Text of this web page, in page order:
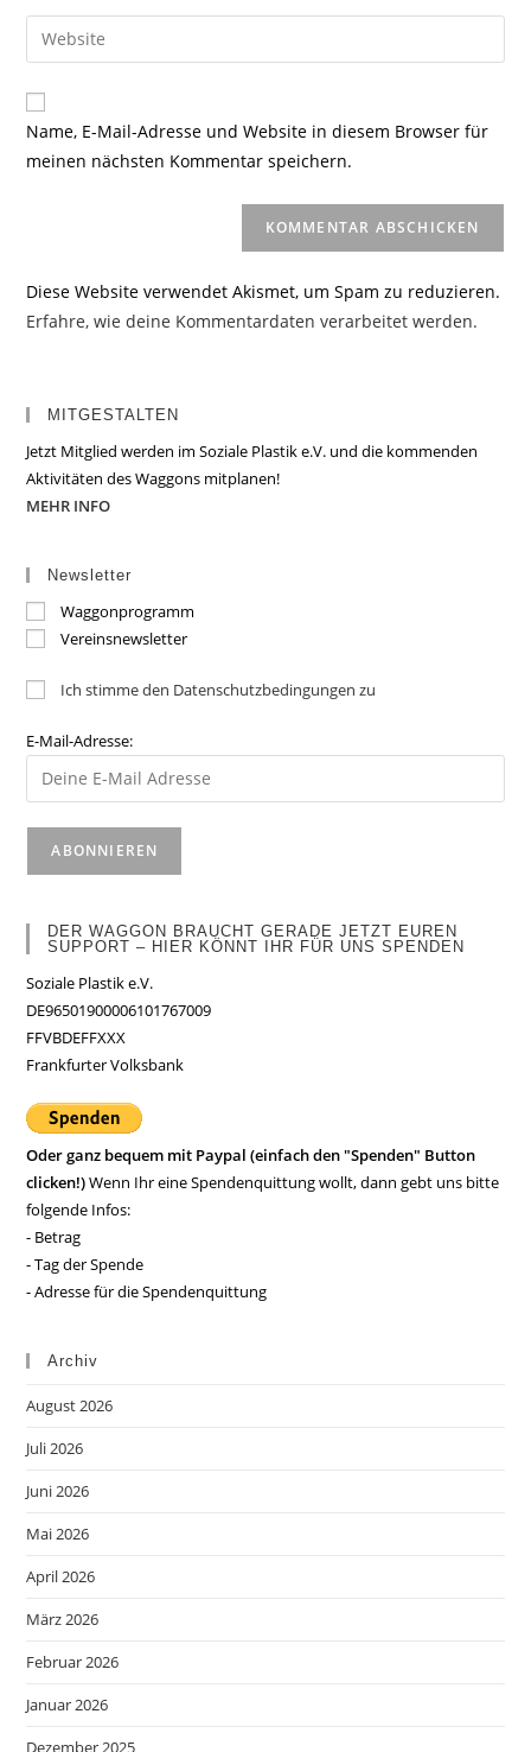
zum
Kommentieren
ein
E-
Mail-
zum
Kommentieren
ein
Gib
deine
Website-
URL
Name, E-Mail-Adresse und Website in diesem Browser für
meinen nächsten Kommentar speichern.
Diese Website verwendet Akismet, um Spam zu reduzieren.
Erfahre, wie deine Kommentardaten verarbeitet werden.
MITGESTALTEN
Jetzt Mitglied werden im Soziale Plastik e.V. und die kommenden
Aktivitäten des Waggons mitplanen!
MEHR INFO
Newsletter
Waggonprogramm
Vereinsnewsletter
Ich stimme den Datenschutzbedingungen zu
E-Mail-Adresse:
DER WAGGON BRAUCHT GERADE JETZT EUREN
SUPPORT – HIER KÖNNT IHR FÜR UNS SPENDEN
Soziale Plastik e.V.
DE96501900006101767009
FFVBDEFFXXX
Frankfurter Volksbank
Oder ganz bequem mit Paypal (einfach den "Spenden" Button
clicken!)Wenn Ihr eine Spendenquittung wollt, dann gebt uns bitte
folgende Infos:
- Betrag
- Tag der Spende
- Adresse für die Spendenquittung
Archiv
August 2026
Juli 2026
Juni 2026
Mai 2026
April 2026
März 2026
Februar 2026
Januar 2026
Dezember 2025